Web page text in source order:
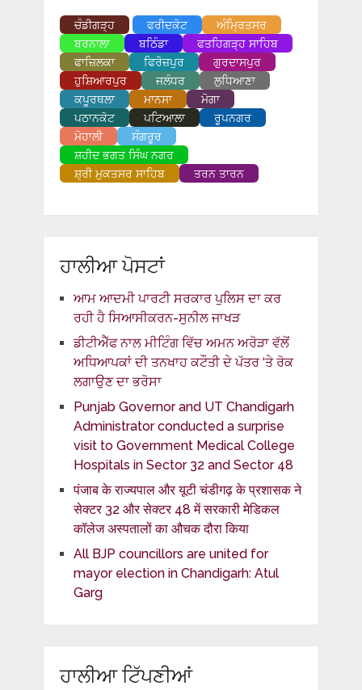
ਚੰਡੀਗੜ੍ਹ ਫਰੀਦਕੋਟ
ਅੰਮ੍ਰਿਤਸਰ
ਬਰਨਾਲਾ
ਬਠਿੰਡਾ
ਫਤਹਿਗੜ੍ਹ ਸਾਹਿਬ
ਫਾਜ਼ਿਲਕਾ
ਫਿਰੋਜ਼ਪੁਰ
ਗੁਰਦਾਸਪੁਰ
ਹੁਸ਼ਿਆਰਪੁਰ
ਜਲੰਧਰ
ਲੁਧਿਆਣਾ
ਕਪੂਰਥਲਾ
ਮਾਨਸਾ
ਮੋਗਾ
ਪਠਾਨਕੋਟ
ਪਟਿਆਲਾ
ਰੂਪਨਗਰ
ਮੋਹਾਲੀ
ਸੰਗਰੂਰ
ਸ਼ਹੀਦ ਭਗਤ ਸਿੰਘ ਨਗਰ
ਸ਼੍ਰੀ ਮੁਕਤਸਰ ਸਾਹਿਬ
ਤਰਨ ਤਾਰਨ
ਹਾਲੀਆ ਪੋਸਟਾਂ
ਆਮ ਆਦਮੀ ਪਾਰਟੀ ਸਰਕਾਰ ਪੁਲਿਸ ਦਾ ਕਰ
ਰਹੀ ਹੈ ਸਿਆਸੀਕਰਨ-ਸੁਨੀਲ ਜਾਖੜ
ਡੀਟੀਐੱਫ ਨਾਲ ਮੀਟਿੰਗ ਵਿੱਚ ਅਮਨ ਅਰੋੜਾ ਵੱਲੋਂ
ਅਧਿਆਪਕਾਂ ਦੀ ਤਨਖਾਹ ਕਟੌਤੀ ਦੇ ਪੱਤਰ ‘ਤੇ ਰੋਕ
ਲਗਾਉਣ ਦਾ ਭਰੋਸਾ
Punjab Governor and UT Chandigarh
Administrator conducted a surprise
visit to Government Medical College
Hospitals in Sector 32 and Sector 48
पंजाब के राज्यपाल और यूटी चंडीगढ़ के प्रशासक ने
सेक्टर 32 और सेक्टर 48 में सरकारी मेडिकल
कॉलेज अस्पतालों का औचक दौरा किया
All BJP councillors are united for
mayor election in Chandigarh: Atul
Garg
ਹਾਲੀਆ ਟਿੱਪਣੀਆਂ